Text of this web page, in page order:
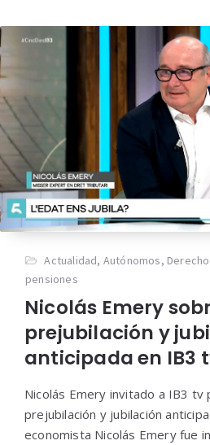
Actualidad, Autónomos,
pensiones
Nicolás Emery
prejubilación y
anticipada en IB3
Nicolás Emery invitado a IB3 tv
prejubilación y jubilación
economista Nicolás Emery fue